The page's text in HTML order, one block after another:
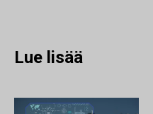
Lue lisää